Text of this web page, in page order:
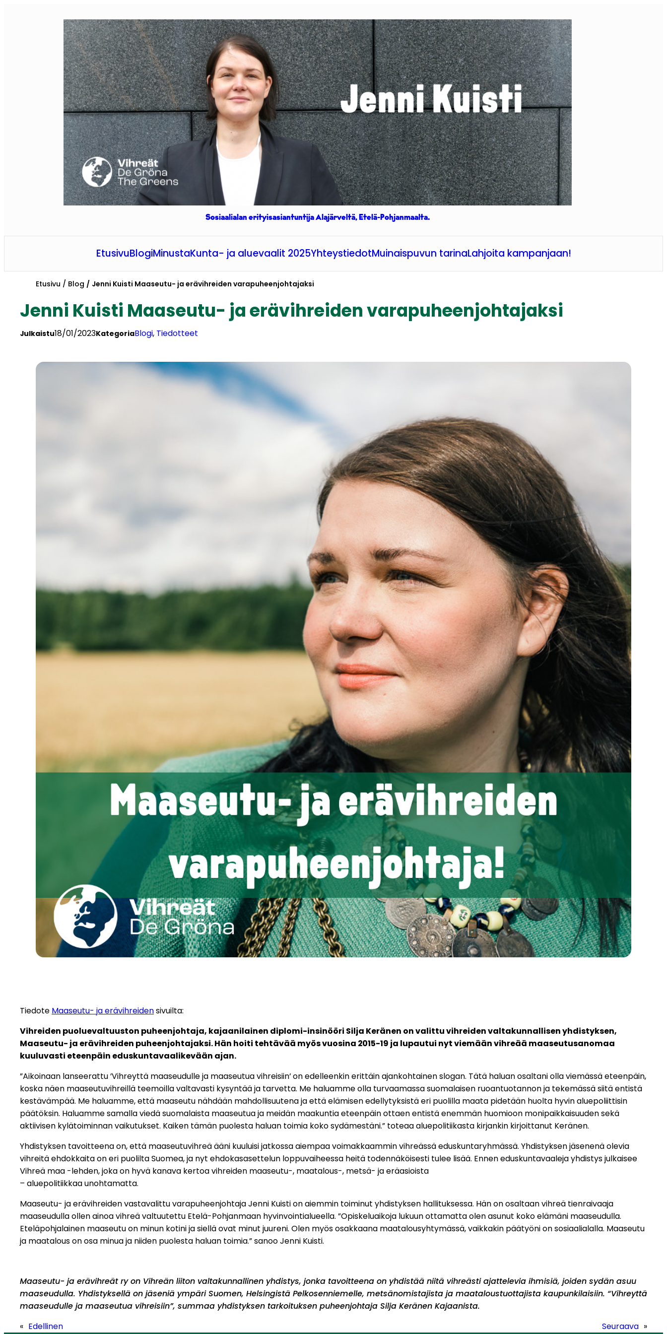
Sosiaalialan erityisasiantuntija Alajärveltä, Etelä-Pohjanmaalta.
EtusivuBlogiMinustaKunta- ja aluevaalit 2025YhteystiedotMuinaispuvun tarinaLahjoita kampanjaan!
Etusivu Blog Jenni Kuisti Maaseutu- ja erävihreiden varapuheenjohtajaksi
Jenni Kuisti Maaseutu- ja erävihreiden varapuheenjohtajaksi
Julkaistu18/01/2023KategoriaBlogi, Tiedotteet
Tiedote Maaseutu- ja erävihreidensivuilta:
Vihreiden puoluevaltuuston puheenjohtaja, kajaanilainen diplomi-insinööri Silja Keränen on valittu vihreiden valtakunnallisen yhdistyksen,
Maaseutu- ja erävihreiden puheenjohtajaksi. Hän hoiti tehtävää myös vuosina 2015-19 ja lupautui nyt viemään vihreää maaseutusanomaa
kuuluvasti eteenpäin eduskuntavaalikevään ajan.
”Aikoinaan lanseerattu ’Vihreyttä maaseudulle ja maaseutua vihreisiin’ on edelleenkin erittäin ajankohtainen slogan. Tätä haluan osaltani olla viemässä eteenpäin,
koska näen maaseutuvihreillä teemoilla valtavasti kysyntää ja tarvetta. Me haluamme olla turvaamassa suomalaisen ruoantuotannon ja tekemässä siitä entistä
kestävämpää. Me haluamme, että maaseutu nähdään mahdollisuutena ja että elämisen edellytyksistä eri puolilla maata pidetään huolta hyvin aluepoliittisin
päätöksin. Haluamme samalla viedä suomalaista maaseutua ja meidän maakuntia eteenpäin ottaen entistä enemmän huomioon monipaikkaisuuden sekä
aktiivisen kylätoiminnan vaikutukset. Kaiken tämän puolesta haluan toimia koko sydämestäni.” toteaa aluepolitiikasta kirjankin kirjoittanut Keränen.
Yhdistyksen tavoitteena on, että maaseutuvihreä ääni kuuluisi jatkossa aiempaa voimakkaammin vihreässä eduskuntaryhmässä. Yhdistyksen jäsenenä olevia
vihreitä ehdokkaita on eri puolilta Suomea, ja nyt ehdokasasettelun loppuvaiheessa heitä todennäköisesti tulee lisää. Ennen eduskuntavaaleja yhdistys julkaisee
Vihreä maa -lehden, joka on hyvä kanava kertoa vihreiden maaseutu-, maatalous-, metsä- ja eräasioista
– aluepolitiikkaa unohtamatta.
Maaseutu- ja erävihreiden vastavalittu varapuheenjohtaja Jenni Kuisti on aiemmin toiminut yhdistyksen hallituksessa. Hän on osaltaan vihreä tienraivaaja
maaseudulla ollen ainoa vihreä valtuutettu Etelä-Pohjanmaan hyvinvointialueella. ”Opiskeluaikoja lukuun ottamatta olen asunut koko elämäni maaseudulla.
Eteläpohjalainen maaseutu on minun kotini ja siellä ovat minut juureni. Olen myös osakkaana maatalousyhtymässä, vaikkakin päätyöni on sosiaalialalla. Maaseutu
ja maatalous on osa minua ja niiden puolesta haluan toimia.” sanoo Jenni Kuisti.
Maaseutu- ja erävihreät ry on Vihreän liiton valtakunnallinen yhdistys, jonka tavoitteena on yhdistää niitä vihreästi ajattelevia ihmisiä, joiden sydän asuu
maaseudulla. Yhdistyksellä on jäseniä ympäri Suomen, Helsingistä Pelkosenniemelle, metsänomistajista ja maataloustuottajista kaupunkilaisiin. “Vihreyttä
maaseudulle ja maaseutua vihreisiin”, summaa yhdistyksen tarkoituksen puheenjohtaja Silja Keränen Kajaanista.
« Edellinen Seuraava »